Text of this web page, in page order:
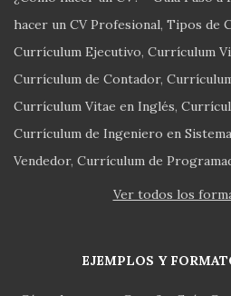
hacer un CV Profesional Tipos de
Currículum Ejecutivo Currículum
Currículum de Contador
Currículum Vitae en Inglés
Currículum de Ingeniero en
Vendedor Currículum de
Ver todos los
EJEMPLOS Y